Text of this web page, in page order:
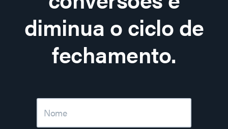
diminua o ciclo de
fechamento.